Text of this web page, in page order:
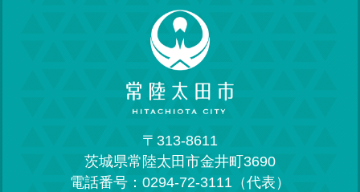
〒313-8611
茨城県常陸太田市金井町3690
電話番号：0294-72-3111（代表）